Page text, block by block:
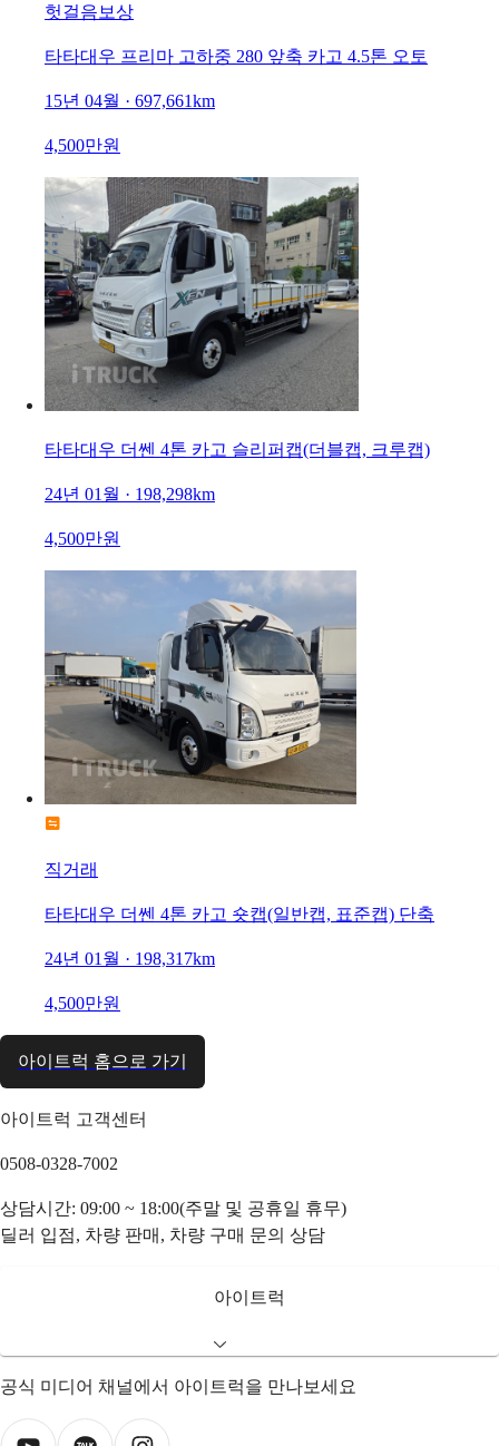
헛걸음보상
타타대우 프리마 고하중 280 앞축 카고 4.5톤 오토
15년 04월 · 697,661km
4,500만원
타타대우 더쎈 4톤 카고 슬리퍼캡(더블캡, 크루캡)
24년 01월 · 198,298km
4,500만원
직거래
타타대우 더쎈 4톤 카고 숏캡(일반캡, 표준캡) 단축
24년 01월 · 198,317km
4,500만원
아이트럭 홈으로 가기
아이트럭 고객센터
0508-0328-7002
상담시간: 09:00 ~ 18:00(주말 및 공휴일 휴무)
딜러 입점, 차량 판매, 차량 구매 문의 상담
아이트럭
공식 미디어 채널에서 아이트럭을 만나보세요